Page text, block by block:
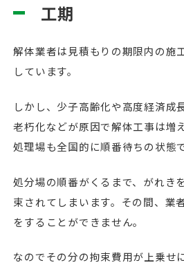
工期
解体業者は見積もりの期限内の施
しています。
しかし、少子高齢化や高度経済成
老朽化などが原因で解体工事は増
処理場も全国的に順番待ちの状態で
処分場の順番がくるまで、がれき
束されてしまいます。その間、業
をすることができません。
なのでその分の拘束費用が上乗せ